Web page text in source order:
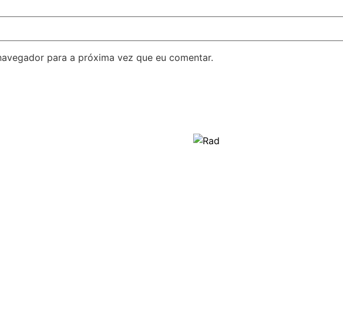
para a próxima vez que eu comentar.